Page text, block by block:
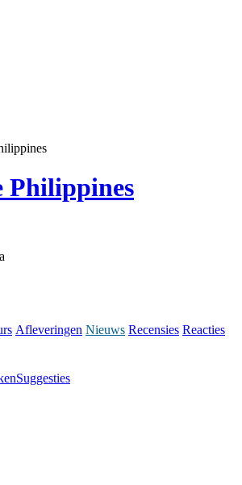
Philippines
Afleveringen Nieuws Recensies Reacties
Suggesties